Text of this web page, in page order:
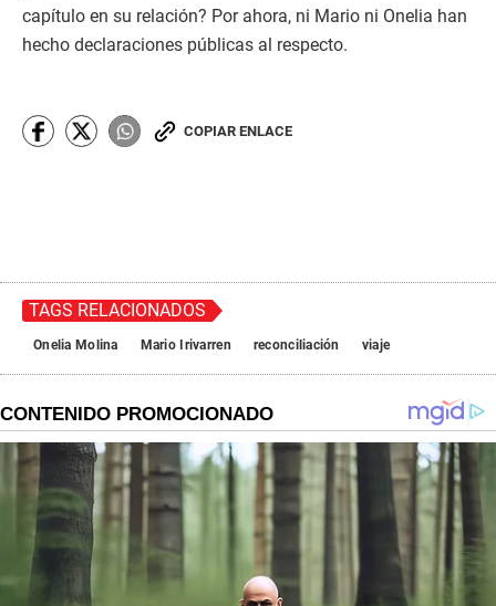
capítulo en su relación? Por ahora, ni Mario ni Onelia han
hecho declaraciones públicas al respecto.
COPIAR ENLACE
TAGS RELACIONADOS
Onelia Molina Mario Irivarren reconciliación viaje